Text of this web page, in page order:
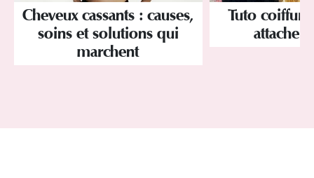
Cheveux cassants : causes,
soins et solutions qui
marchent
Tuto
attache